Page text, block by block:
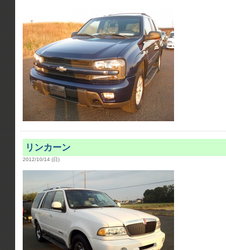
リンカーン
2012/10/14 (日)